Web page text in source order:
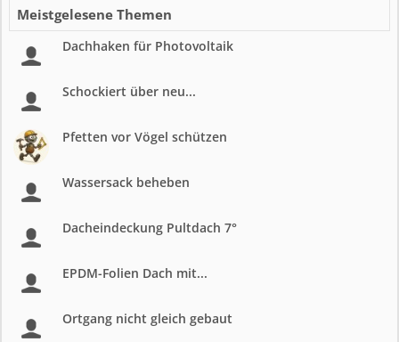
Meistgelesene Themen
Dachhaken für Photovoltaik
Schockiert über neu...
Pfetten vor Vögel schützen
Wassersack beheben
Dacheindeckung Pultdach 7°
EPDM-Folien Dach mit...
Ortgang nicht gleich gebaut